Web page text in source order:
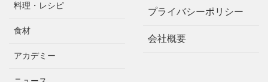
料理・レシピ
食材
アカデミー
プライバシーポリシー
会社概要